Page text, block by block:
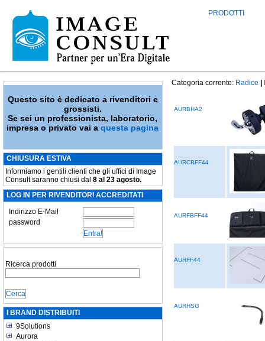
PRODOTTI
Questo sito è dedicato a rivenditori e
grossisti.
Se sei un professionista, laboratorio,
impresa o privato vai aquesta pagina
CHIUSURA ESTIVA
Informiamo i gentili clienti che gli uffici di Image
Consult saranno chiusi dal 8 al 23 agosto.
LOG IN PER RIVENDITORI ACCREDITATI
Indirizzo E-Mail
password
Ricerca prodotti
I BRAND DISTRIBUITI
9Solutions
Aurora
Categoria corrente: Radice
AURBHA2
AURCBFF44
AURFBFF44
AURFF44
AURHSG